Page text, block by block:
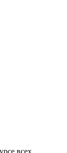
всех